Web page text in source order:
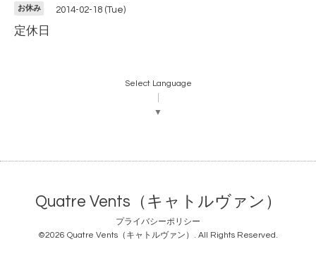
お休み 2014-02-18 (Tue)
定休日
Select Language
▼
Quatre Vents（キャトルヴァン）
プライバシーポリシー
©2026 Quatre Vents（キャトルヴァン） . All Rights Reserved.